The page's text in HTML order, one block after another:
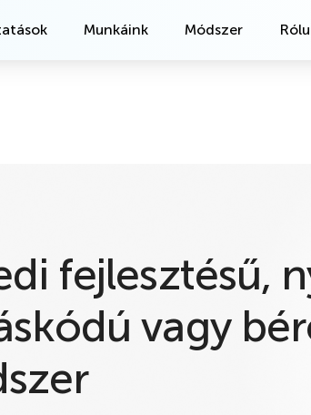
Munkáink Módszer
fejlesztésű,
vagy